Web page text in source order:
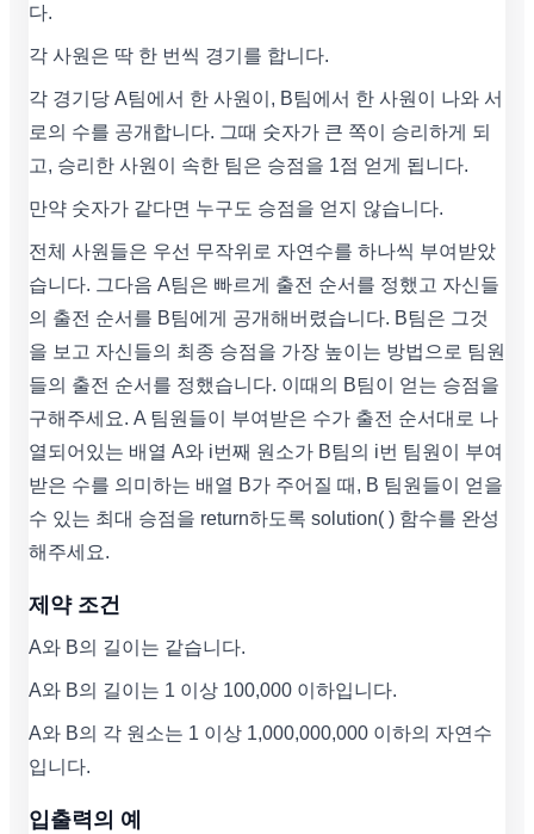
다.
각 사원은 딱 한 번씩 경기를 합니다.
각 경기당 A팀에서 한 사원이, B팀에서 한 사원이 나와 서
로의 수를 공개합니다. 그때 숫자가 큰 쪽이 승리하게 되
고, 승리한 사원이 속한 팀은 승점을 1점 얻게 됩니다.
만약 숫자가 같다면 누구도 승점을 얻지 않습니다.
전체 사원들은 우선 무작위로 자연수를 하나씩 부여받았
습니다. 그다음 A팀은 빠르게 출전 순서를 정했고 자신들
의 출전 순서를 B팀에게 공개해버렸습니다. B팀은 그것
을 보고 자신들의 최종 승점을 가장 높이는 방법으로 팀원
들의 출전 순서를 정했습니다. 이때의 B팀이 얻는 승점을
구해주세요. A 팀원들이 부여받은 수가 출전 순서대로 나
열되어있는 배열 A와 i번째 원소가 B팀의 i번 팀원이 부여
받은 수를 의미하는 배열 B가 주어질 때, B 팀원들이 얻을
수 있는 최대 승점을 return하도록 solution( ) 함수를 완성
해주세요.
제약 조건
A와 B의 길이는 같습니다.
A와 B의 길이는 1 이상 100,000 이하입니다.
A와 B의 각 원소는 1 이상 1,000,000,000 이하의 자연수
입니다.
입출력의 예